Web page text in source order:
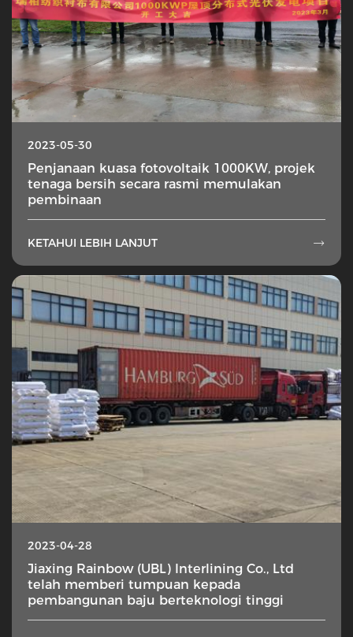
2023-05-30
Penjanaan kuasa fotovoltaik 1000KW, projek
tenaga bersih secara rasmi memulakan
pembinaan
KETAHUI LEBIH LANJUT 
2023-04-28
Jiaxing Rainbow (UBL) Interlining Co., Ltd
telah memberi tumpuan kepada
pembangunan baju berteknologi tinggi